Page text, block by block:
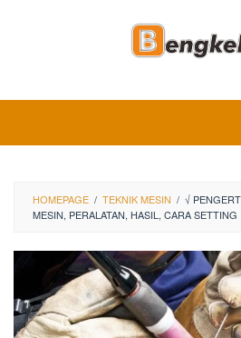
HOMEPAGE / TEKNIK MESIN / √
MESIN, PERALATAN, HASIL, CARA SETTING